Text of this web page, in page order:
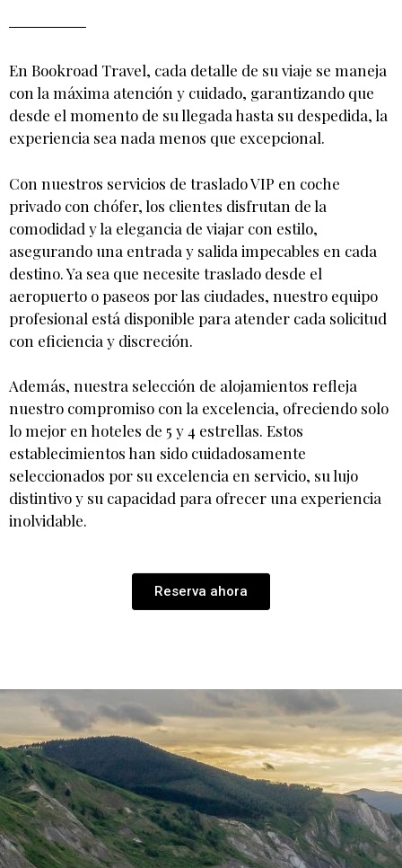
En Bookroad Travel, cada detalle de su viaje se maneja
con la máxima atención y cuidado, garantizando que
desde el momento de su llegada hasta su despedida, la
experiencia sea nada menos que excepcional.
Con nuestros servicios de traslado VIP en coche
privado con chófer, los clientes disfrutan de la
comodidad y la elegancia de viajar con estilo,
asegurando una entrada y salida impecables en cada
destino. Ya sea que necesite traslado desde el
aeropuerto o paseos por las ciudades, nuestro equipo
profesional está disponible para atender cada solicitud
con eficiencia y discreción.
Además, nuestra selección de alojamientos refleja
nuestro compromiso con la excelencia, ofreciendo solo
lo mejor en hoteles de 5 y 4 estrellas. Estos
establecimientos han sido cuidadosamente
seleccionados por su excelencia en servicio, su lujo
distintivo y su capacidad para ofrecer una experiencia
inolvidable.
Reserva ahora